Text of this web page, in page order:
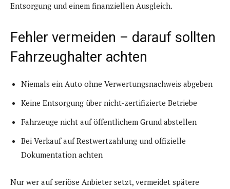
Entsorgung und einem finanziellen Ausgleich.
Fehler vermeiden – darauf sollten
Fahrzeughalter achten
Niemals ein Auto ohne Verwertungsnachweis abgeben
Keine Entsorgung über nicht-zertifizierte Betriebe
Fahrzeuge nicht auf öffentlichem Grund abstellen
Bei Verkauf auf Restwertzahlung und offizielle
Dokumentation achten
Nur wer auf seriöse Anbieter setzt, vermeidet spätere